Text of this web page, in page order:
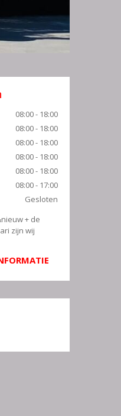
08:00 - 18:00
08:00 - 18:00
08:00 - 18:00
08:00 - 18:00
08:00 - 18:00
08:00 - 17:00
Gesloten
+ de
zijn wij